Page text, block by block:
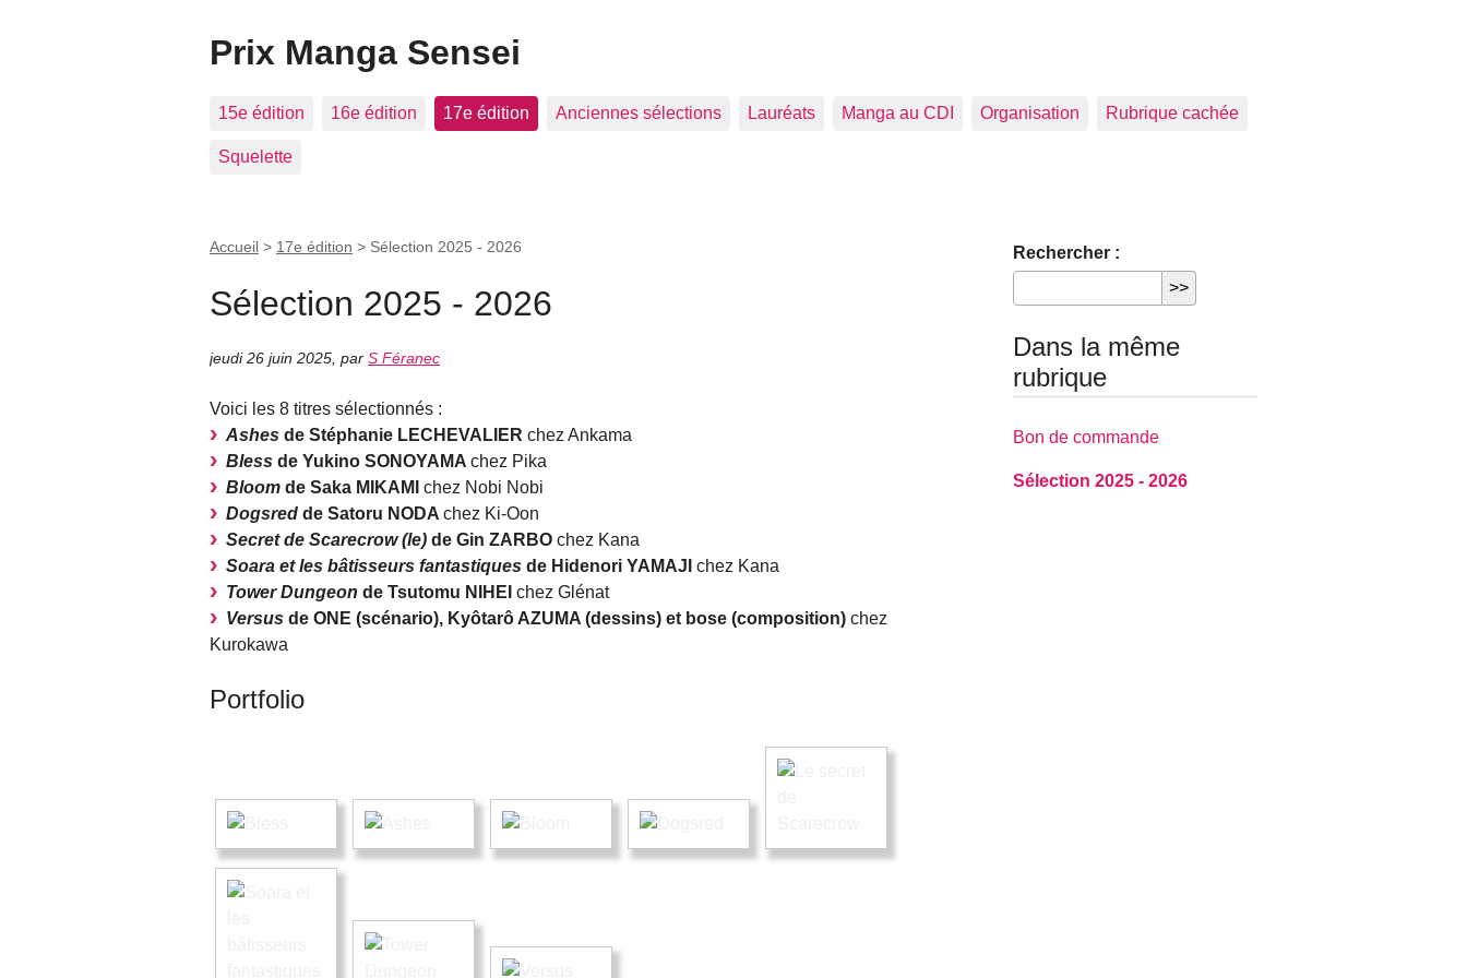
Prix Manga Sensei
15e édition 16e édition 17e édition Anciennes sélections Lauréats Manga au CDI Organisation Rubrique cachée
Squelette
Accueil > 17e édition > Sélection 2025 - 2026
Sélection 2025 - 2026
jeudi 26 juin 2025 par S Féranec
Voici les 8 titres sélectionnés :
Ashes de Stéphanie LECHEVALIER chez Ankama
Bless de Yukino SONOYAMA chez Pika
Bloom de Saka MIKAMI chez Nobi Nobi
Dogsred de Satoru NODA chez Ki-Oon
Secret de Scarecrow (le) de Gin ZARBO chez Kana
Soara et les bâtisseurs fantastiques de Hidenori YAMAJI chez Kana
Tower Dungeon de Tsutomu NIHEI chez Glénat
Versus de ONE (scénario), Kyôtarô AZUMA (dessins) et bose (composition) chez
Kurokawa
Portfolio
Rechercher :
Dans la même
rubrique
Bon de commande
Sélection 2025 - 2026